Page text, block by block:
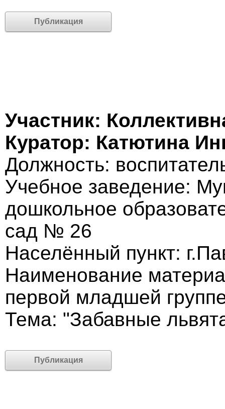
Публикация
Участник:
Куратор: Катютина
Должность:
Учебное заведение:
дошкольное
сад № 26
Населённый пункт:
Наименование
первой младшей
Тема: "Забавные
Публикация